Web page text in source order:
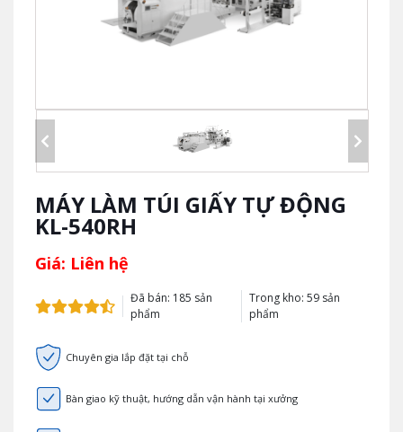
MÁY LÀM TÚI GIẤY TỰ ĐỘNG
KL-540RH
Giá: Liên hệ
Đã bán: 185 sản
phẩm
Trong kho: 59 sản
phẩm
Chuyên gia lắp đặt tại chỗ
Bàn giao kỹ thuật, hướng dẫn vận hành tại xưởng